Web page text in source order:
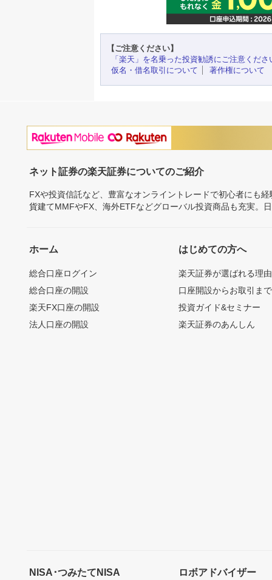
【ご注意ください】
「楽天」を名乗った投資勧誘にご注意くださ
仮名・借名取引について
著作権について
ネット証券の楽天証券についてのご紹介
FXや投資信託など、豊富なオンライントレードで初心者にも
貨建てMMFやFX、海外ETFなどグローバル投資商品も充実。
ホーム
総合口座ログイン
総合口座の開設
楽天FX口座の開設
法人口座の開設
はじめての方へ
楽天証券が選ばれる理由
口座開設からお取引ま
投資ガイド&セミナー
楽天証券のあんしん
NISA･つみたてNISA ロボアドバイザー